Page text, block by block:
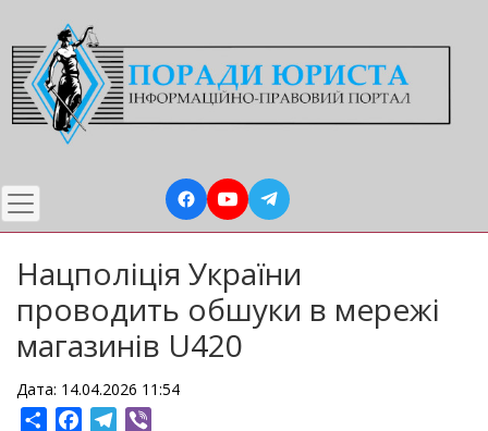
до
основного
вмісту
Нацполіція України
проводить обшуки в мережі
магазинів U420
Дата: 14.04.2026 11:54
ShareFacebookTelegram